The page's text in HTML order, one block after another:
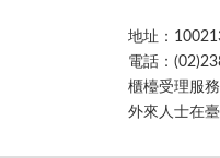
地址：
電話：
櫃檯受理服
外來人士在